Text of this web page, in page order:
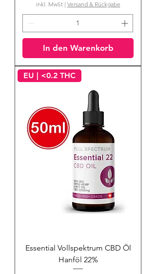
inkl. MwSt| Versand & Rückgabe
In den Warenkorb
EU | <0.2 THC
Essential Vollspektrum CBD Öl
Hanföl 22%